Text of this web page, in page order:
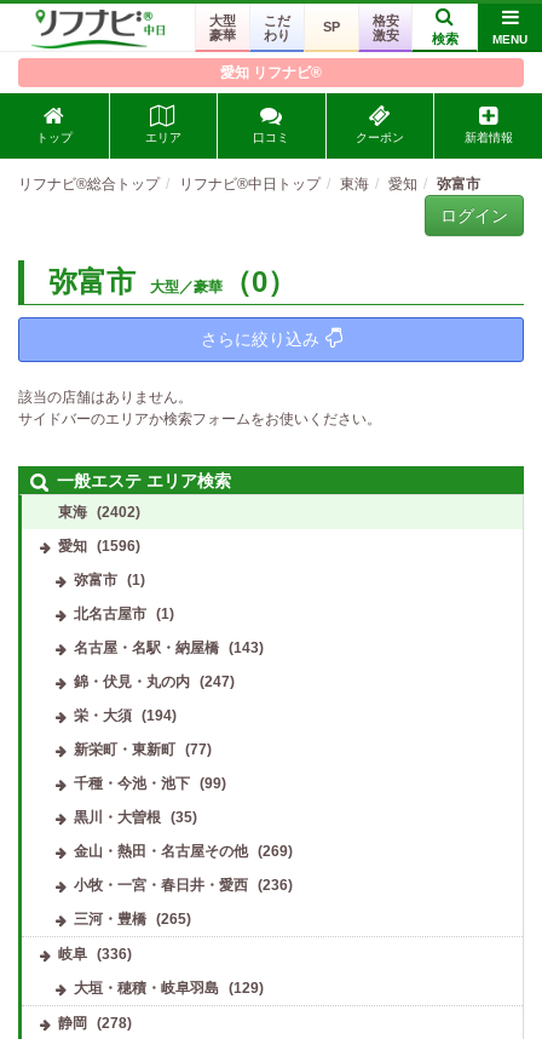
大型
豪華
こだ
わり
SP
格安
激安
検索 MENU
愛知 リフナビ®
トップ エリア 口コミ クーポン 新着情報
リフナビ®総合トップ リフナビ®中日トップ 東海 愛知 弥富市
ログイン
弥富市 大型／豪華 （0）
さらに絞り込み
該当の店舗はありません。
サイドバーのエリアか検索フォームをお使いください。
一般エステ エリア検索
東海 (2402)
愛知 (1596)
弥富市
(1)
北名古屋市
(1)
名古屋・名駅・納屋橋
(143)
錦・伏見・丸の内
(247)
栄・大須
(194)
新栄町・東新町
(77)
千種・今池・池下
(99)
黒川・大曽根
(35)
金山・熱田・名古屋その他
(269)
小牧・一宮・春日井・愛西
(236)
三河・豊橋
(265)
岐阜 (336)
大垣・穂積・岐阜羽島
(129)
静岡
(278)